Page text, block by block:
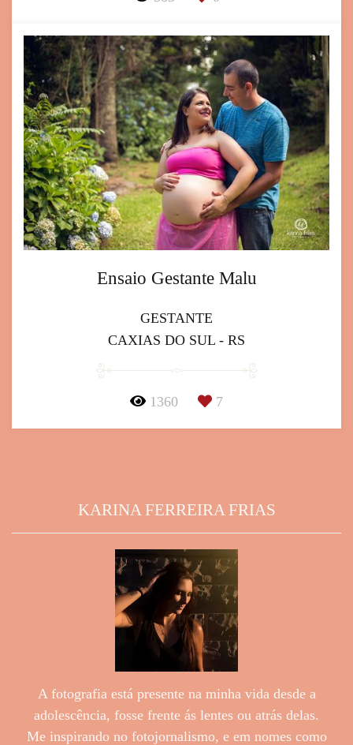
Ensaio Gestante Malu
GESTANTE
CAXIAS DO SUL - RS
1360 7
KARINA FERREIRA FRIAS
A fotografia está presente na minha vida desde a
adolescência, fosse frente ás lentes ou atrás delas.
Me inspirando no fotojornalismo, e em nomes como